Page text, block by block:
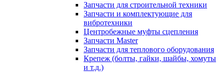
Запчасти для строительной техники
Запчасти и комплектующие для
вибротехники
Центробежные муфты сцепления
Запчасти Master
Запчасти для теплового оборудования
Крепеж (болты, гайки, шайбы, хомуты
и т.д.)